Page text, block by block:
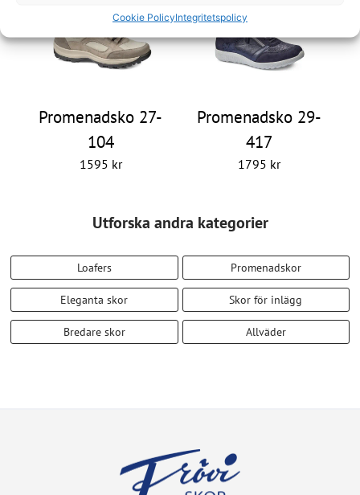
Cookie PolicyIntegritetspolicy
Promenadsko 29-
417
1795 kr
Promenadsko 27-
104
1595 kr
Utforska andra kategorier
Loafers Promenadskor
Eleganta skor Skor för inlägg
Bredare skor Allväder